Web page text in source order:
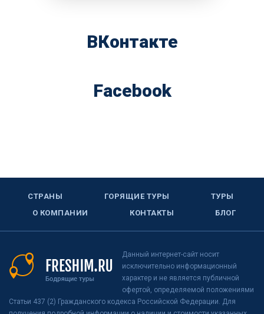
ВКонтакте
Facebook
СТРАНЫ ГОРЯЩИЕ ТУРЫ
ТУРЫ
О КОМПАНИИ
КОНТАКТЫ БЛОГ
Данный интернет-сайт носит
исключительно информационный
характер и не является публичной
офертой, определяемой положениями
Статьи 437 (2) Гражданского кодекса Российской Федерации. Для